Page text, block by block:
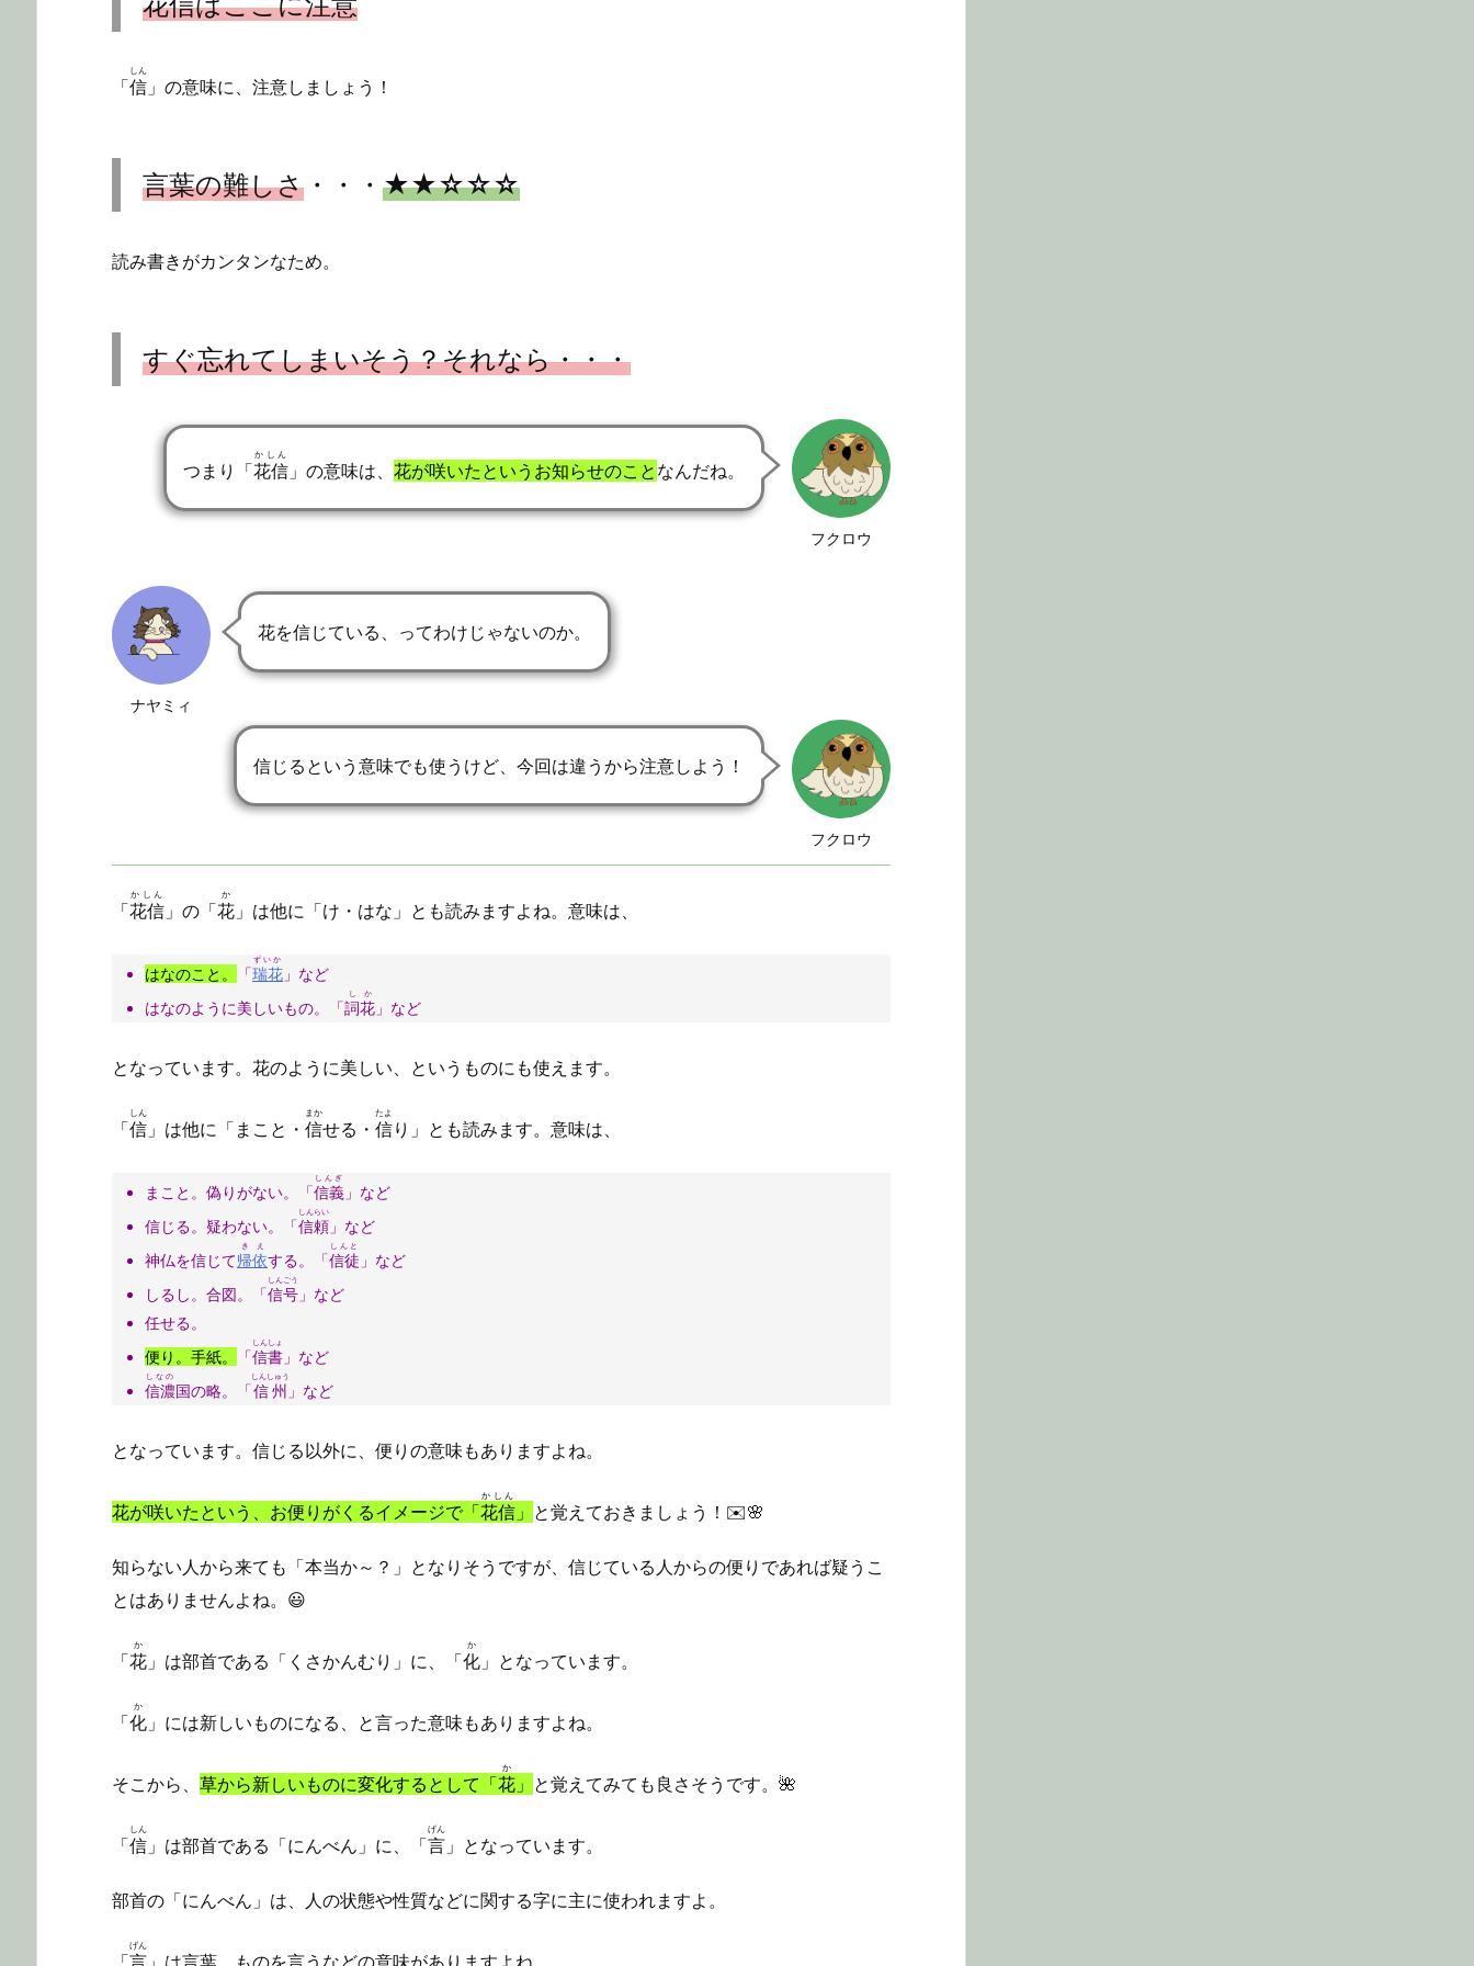
「信
しん
」の意味に、注意しましょう！
言葉の難しさ ・・・ ★★☆☆☆
読み書きがカンタンなため。
すぐ忘れてしまいそう？それなら・・・
フクロウ
つまり「花信
かしん
」の意味は、 花が咲いたというお知らせのこと なんだね。
ナヤミィ
花を信じている、ってわけじゃないのか。
フクロウ
信じるという意味でも使うけど、今回は違うから注意しよう！
「花信
かしん
」の「花
か
」は他に「け・はな」とも読みますよね。意味は、
はなのこと。 「瑞花
ずいか
」など
はなのように美しいもの。「詞花
しか
」など
となっています。花のように美しい、というものにも使えます。
「信
しん
」は他に「まこと・ 信
まか
せる・ 信
たよ
り」とも読みます。意味は、
まこと。偽りがない。「信義
しんぎ
」など
信じる。疑わない。「信頼
しんらい
」など
神仏を信じて帰依
きえ
する。「信徒
しんと
」など
しるし。合図。「信号
しんごう
」など
任せる。
便り。手紙。
「信書
しんしょ
」など
信濃
しなの
国の略。「信州
しんしゅう
」など
となっています。信じる以外に、便りの意味もありますよね。
花が咲いたという、お便りがくるイメージで「花信
かしん
」 と覚えておきましょう！✉️🌸
知らない人から来ても「本当か～？」となりそうですが、信じている人からの便りであれば疑うこ
とはありませんよね。😃
「花
か
」は部首である「くさかんむり」に、「化
か
」となっています。
「化
か
」には新しいものになる、と言った意味もありますよね。
そこから、 草から新しいものに変化するとして「花
か
」 と覚えてみても良さそうです。🌺
「信
しん
」は部首である「にんべん」に、「言
げん
」となっています。
部首の「にんべん」は、人の状態や性質などに関する字に主に使われますよ。
げん